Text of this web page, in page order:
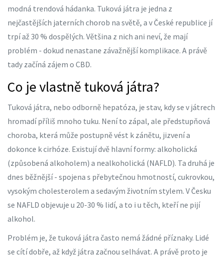
modná trendová hádanka. Tuková játra je jedna z
nejčastějších jaterních chorob na světě, a v České republice jí
trpí až 30 % dospělých. Většina z nich ani neví, že mají
problém - dokud nenastane závažnější komplikace. A právě
tady začíná zájem o CBD.
Co je vlastně tuková játra?
Tuková játra, nebo odborně hepatóza, je stav, kdy se v játrech
hromadí příliš mnoho tuku. Není to zápal, ale předstupňová
choroba, která může postupně vést k zánětu, jizvení a
dokonce k cirhóze. Existují dvě hlavní formy: alkoholická
(způsobená alkoholem) a nealkoholická (NAFLD). Ta druhá je
dnes běžnější - spojena s přebytečnou hmotností, cukrovkou,
vysokým cholesterolem a sedavým životním stylem. V Česku
se NAFLD objevuje u 20-30 % lidí, a to i u těch, kteří ne pijí
alkohol.
Problém je, že tuková játra často nemá žádné příznaky. Lidé
se cítí dobře, až když játra začnou selhávat. A právě proto je